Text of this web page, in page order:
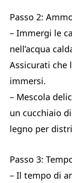
Passo 2:
– Immergi le
nell’acqua
Assicurati che
immersi.
– Mescola
un cucchiaio
legno per
Passo 3:
– Il tempo di